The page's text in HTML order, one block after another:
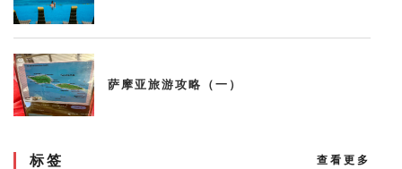
萨摩亚旅游攻略（一）
标签 查看更多